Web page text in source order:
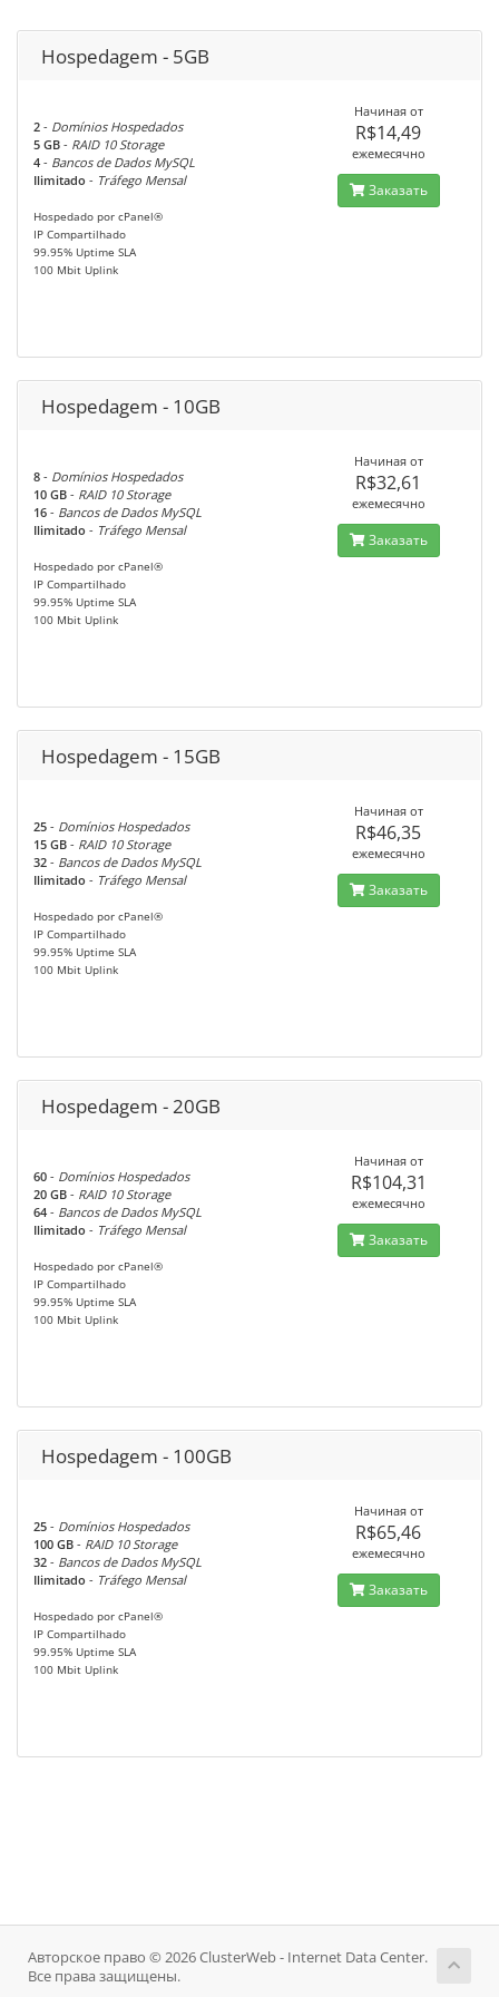
Hospedagem - 5GB
2 - Domínios Hospedados
5 GB - RAID 10 Storage
4 - Bancos de Dados MySQL
Ilimitado - Tráfego Mensal
Hospedado por cPanel®
IP Compartilhado
99.95% Uptime SLA
100 Mbit Uplink
Начиная от
R$14,49
ежемесячно
Заказать
Hospedagem - 10GB
8 - Domínios Hospedados
10 GB - RAID 10 Storage
16 - Bancos de Dados MySQL
Ilimitado - Tráfego Mensal
Hospedado por cPanel®
IP Compartilhado
99.95% Uptime SLA
100 Mbit Uplink
Начиная от
R$32,61
ежемесячно
Заказать
Hospedagem - 15GB
25 - Domínios Hospedados
15 GB - RAID 10 Storage
32 - Bancos de Dados MySQL
Ilimitado - Tráfego Mensal
Hospedado por cPanel®
IP Compartilhado
99.95% Uptime SLA
100 Mbit Uplink
Начиная от
R$46,35
ежемесячно
Заказать
Hospedagem - 20GB
60 - Domínios Hospedados
20 GB - RAID 10 Storage
64 - Bancos de Dados MySQL
Ilimitado - Tráfego Mensal
Hospedado por cPanel®
IP Compartilhado
99.95% Uptime SLA
100 Mbit Uplink
Начиная от
R$104,31
ежемесячно
Заказать
Hospedagem - 100GB
25 - Domínios Hospedados
100 GB - RAID 10 Storage
32 - Bancos de Dados MySQL
Ilimitado - Tráfego Mensal
Hospedado por cPanel®
IP Compartilhado
99.95% Uptime SLA
100 Mbit Uplink
Начиная от
R$65,46
ежемесячно
Заказать
Авторское право © 2026 ClusterWeb - Internet Data Center.
Все права защищены.